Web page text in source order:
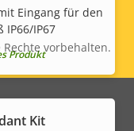
Eingang für den
IP66/IP67
Produkt
Kit
vorbehalten.